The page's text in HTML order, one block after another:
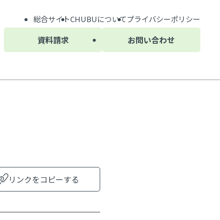
資料請求 お問い合わせ
総合サイトCHUBUについてプライバシーポリシー
リンクをコピーする